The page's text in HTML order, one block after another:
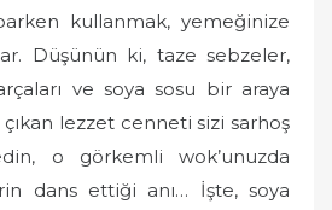
kullanmak, yemeğinize
Düşünün ki, taze sebzeler,
ve soya sosu bir araya
lezzet cenneti sizi sarhoş
o görkemli wok’unuzda
dans ettiği anı… İşte, soya